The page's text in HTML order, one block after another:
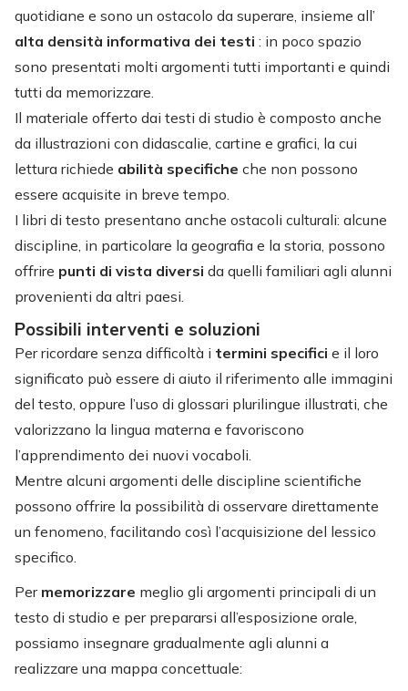
quotidiane e sono un ostacolo da superare, insieme all’
alta densità informativa dei testi : in poco spazio
sono presentati molti argomenti tutti importanti e quindi
tutti da memorizzare.
Il materiale offerto dai testi di studio è composto anche
da illustrazioni con didascalie, cartine e grafici, la cui
lettura richiede abilità specifiche che non possono
essere acquisite in breve tempo.
I libri di testo presentano anche ostacoli culturali: alcune
discipline, in particolare la geografia e la storia, possono
offrire punti di vista diversi da quelli familiari agli alunni
provenienti da altri paesi.
Possibili interventi e soluzioni
Per ricordare senza difficoltà i termini specifici e il loro
significato può essere di aiuto il riferimento alle immagini
del testo, oppure l’uso di glossari plurilingue illustrati, che
valorizzano la lingua materna e favoriscono
l’apprendimento dei nuovi vocaboli.
Mentre alcuni argomenti delle discipline scientifiche
possono offrire la possibilità di osservare direttamente
un fenomeno, facilitando così l’acquisizione del lessico
specifico.
Per memorizzare meglio gli argomenti principali di un
testo di studio e per prepararsi all’esposizione orale,
possiamo insegnare gradualmente agli alunni a
realizzare una mappa concettuale: